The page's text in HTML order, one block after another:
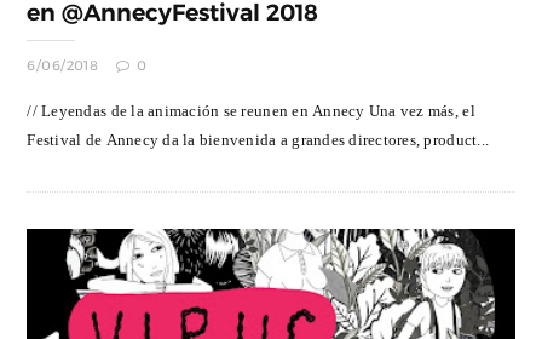
en @AnnecyFestival 2018
6/06/2018 0
// Leyendas de la animación se reunen en Annecy Una vez más, el
Festival de Annecy da la bienvenida a grandes directores, product...